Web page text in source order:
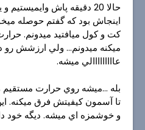
حالا 20 دقيقه پاش
اينجاش بود كه گفتم حوصله
كت و كول ميافتيد ميدونم.
ميكنه ميدونم... ولي ارزشش رو
عااااااااالي ميشه.
بله ...ميشه روي حرارت
تا آسمون كيفيتش فرق ميكنه.
و خوشمزه اي ميشه. ديگه خود